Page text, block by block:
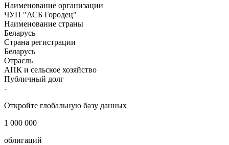
Наименование организации
ЧУП "АСБ Городец"
Наименование страны
Беларусь
Страна регистрации
Беларусь
Отрасль
АПК и сельское хозяйство
Публичный долг
-
Откройте глобальную базу данных
1 000 000
облигаций